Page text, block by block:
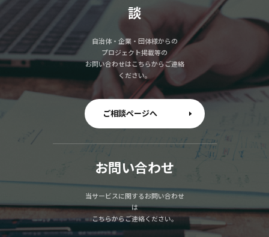
談
自治体・企業・団体様からの
プロジェクト掲載等の
お問い合わせはこちらからご連絡
ください。
ご相談ページへ
お問い合わせ
当サービスに関するお問い合わせ
は
こちらからご連絡ください。